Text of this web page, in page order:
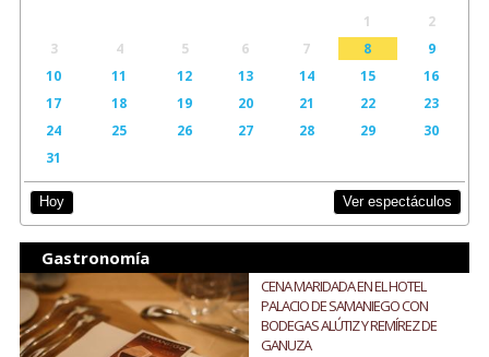
1
2
3
4 5 6 7 8
9
10
11 12 13 14 15
16
17
18 19 20 21 22
23
24
25 26 27 28 29
30
31
Hoy Ver espectáculos
Gastronomía
CENA MARIDADA EN EL HOTEL
PALACIO DE SAMANIEGO CON
BODEGAS ALÚTIZ Y REMÍREZ DE
GANUZA